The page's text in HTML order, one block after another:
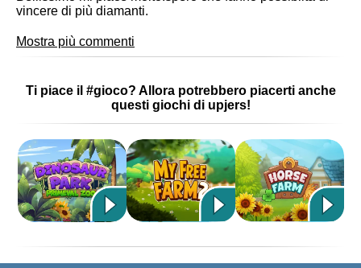
vincere di più diamanti.
Mostra più commenti
Ti piace il #gioco? Allora potrebbero piacerti anche
questi giochi di upjers!